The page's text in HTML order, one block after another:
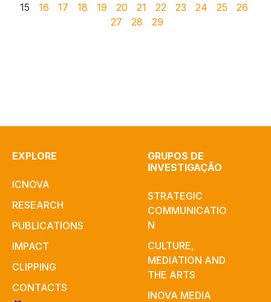
15
16 17 18 19 20 21 22 23 24 25
26
27
28 29
EXPLORE
ICNOVA
RESEARCH
PUBLICATIONS
IMPACT
CLIPPING
CONTACTS
GRUPOS DE
INVESTIGAÇÃO
STRATEGIC
COMMUNICATIO
N
CULTURE,
MEDIATION AND
THE ARTS
INOVA MEDIA